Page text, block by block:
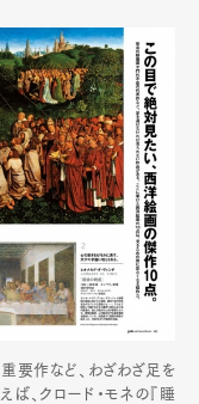
要作など、わざわざ足を
、クロード・モネの『睡